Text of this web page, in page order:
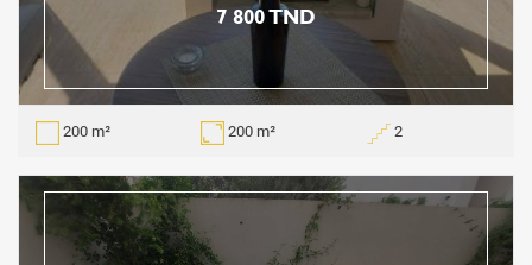
7 800 TND
200 m² 200 m² 2